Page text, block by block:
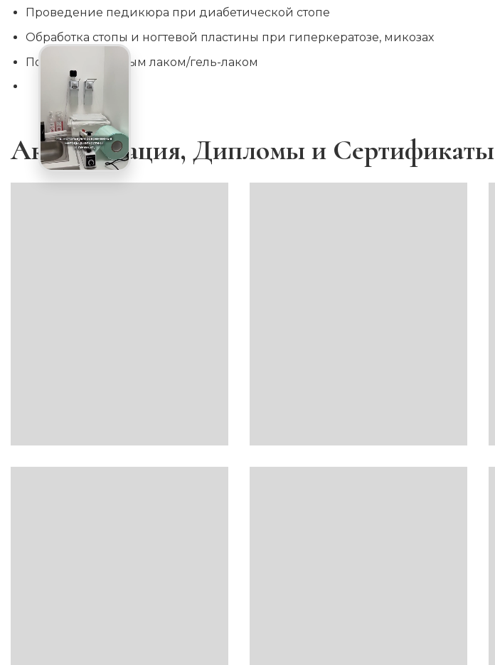
Проведение педикюра при диабетической стопе
Обработка стопы и ногтевой пластины при гиперкератозе, микозах
Покрытие обычным лаком/гель-лаком
Аккредитация, Дипломы и Сертификаты